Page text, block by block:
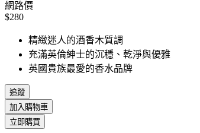
網路價
$280
精緻迷人的酒香木質調
充滿英倫紳士的沉穩、乾淨與優雅
英國貴族最愛的香水品牌
追蹤
加入購物車
立即購買